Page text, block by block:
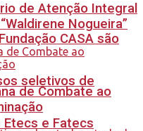
CASA são
seletivos de
e Fatecs
de Atenção Integral
Nogueira”
de Combate ao